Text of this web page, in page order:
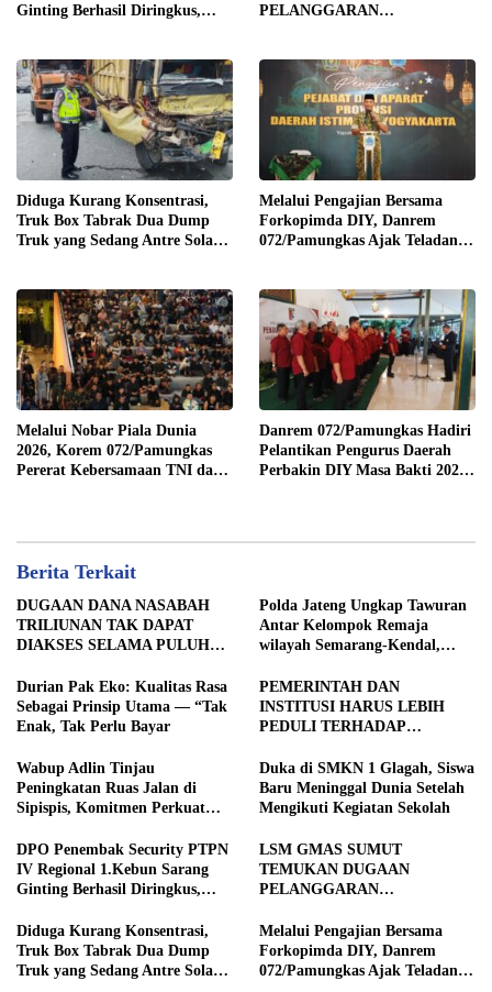
Ginting Berhasil Diringkus,
PELANGGARAN
DIBORONGKAN KE PIHAK
LUAR DESA, PEKERJA
DIBAYAR Rp90 RIBU
Diduga Kurang Konsentrasi,
Truk Box Tabrak Dua Dump
Truk yang Sedang Antre Solar
Melalui Pengajian Bersama
Forkopimda DIY, Danrem
072/Pamungkas Ajak Teladani
Melalui Nobar Piala Dunia
2026, Korem 072/Pamungkas
Pererat Kebersamaan TNI dan
Danrem 072/Pamungkas Hadiri
Pelantikan Pengurus Daerah
Perbakin DIY Masa Bakti 2026-
Berita Terkait
DUGAAN DANA NASABAH
TRILIUNAN TAK DAPAT
DIAKSES SELAMA PULUHAN
SEMARANG DESAK
TRANSPARANSI DAN
PEMERIKSAAN
Polda Jateng Ungkap Tawuran
Antar Kelompok Remaja
wilayah Semarang-Kendal,
17 DPO Diburu
Durian Pak Eko: Kualitas Rasa
Sebagai Prinsip Utama — “Tak
Enak, Tak Perlu Bayar
PEMERINTAH DAN
INSTITUSI HARUS LEBIH
PEDULI TERHADAP
STRATEGIS PEMBANGUNAN
Wabup Adlin Tinjau
Peningkatan Ruas Jalan di
Sipispis, Komitmen Perkuat
Duka di SMKN 1 Glagah, Siswa
Baru Meninggal Dunia Setelah
Mengikuti Kegiatan Sekolah
DPO Penembak Security PTPN
IV Regional 1.Kebun Sarang
Ginting Berhasil Diringkus,
2025
LSM GMAS SUMUT
TEMUKAN DUGAAN
PELANGGARAN
JUTA DI SERGAI:
DIBORONGKAN KE PIHAK
LUAR DESA, PEKERJA
Diduga Kurang Konsentrasi,
Truk Box Tabrak Dua Dump
Truk yang Sedang Antre Solar
Melalui Pengajian Bersama
Forkopimda DIY, Danrem
072/Pamungkas Ajak Teladani